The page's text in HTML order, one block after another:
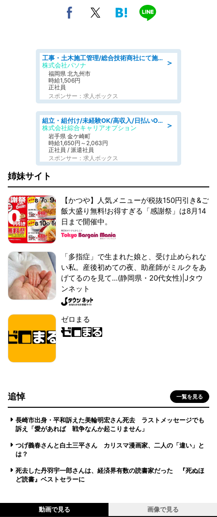
＞
工事・土木施工管理/総合技術商社にて施工管理のお仕事/即日勤務可/車通勤可/工事・土木施工管理/生産・品質管理
株式会社パソナ
福岡県 北九州市
時給1,506円
正社員
スポンサー：求人ボックス
＞
組立・組付け/未経験OK/高収入/日払いOK/交替制/20・30・40代活躍中
株式会社綜合キャリアオプション
岩手県 金ケ崎町
時給1,650円～2,063円
正社員 / 派遣社員
スポンサー：求人ボックス
姉妹サイト
【かつや】人気メニューが税抜150円引き&ご
飯大盛り無料!お得すぎる「感謝祭」は8月14
日まで開催中。
「多指症」で生まれた娘と、受け止められな
い私。産後初めての夜、助産師がミルクをあ
げてるのを見て...(静岡県・20代女性)|Jタウ
ンネット
ゼロまる
追悼 一覧を見る
長崎市出身・平和訴えた美輪明宏さん死去 ラストメッセージでも
訴え「愛があれば 戦争なんか起こりません」
つげ義春さんと白土三平さん カリスマ漫画家、二人の「違い」と
は？
死去した丹羽宇一郎さんは、経済界有数の読書家だった 『死ぬほ
ど読書』ベストセラーに
動画で見る 画像で見る